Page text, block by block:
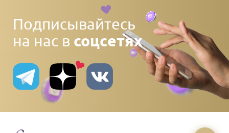
Подписывайтесь
на нас в соцсетях